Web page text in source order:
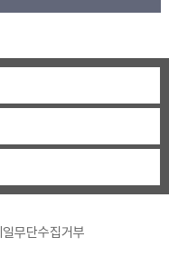
일무단수집거부